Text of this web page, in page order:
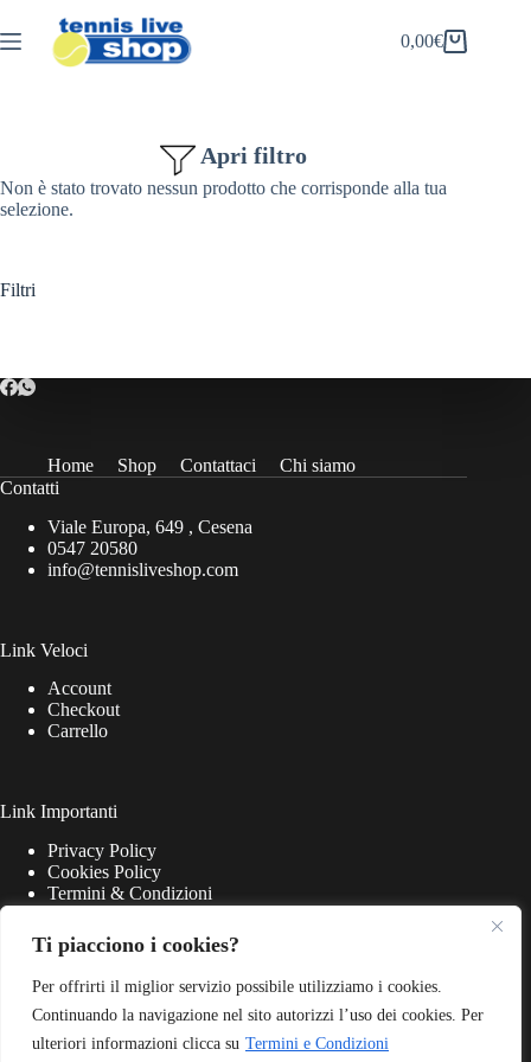
Ti piacciono i cookies?
Per offrirti il miglior servizio possibile utilizziamo i cookies.
Continuando la navigazione nel sito autorizzi l’uso dei cookies. Per
ulteriori informazioni clicca su Termini e Condizioni
al
contenuto
Carrello
0,00€
Apri filtro
Non è stato trovato nessun prodotto che corrisponde alla tua
selezione.
Filtri
Home Shop Contattaci
Chi siamo
Contatti
Viale Europa, 649 , Cesena
0547 20580
info@tennisliveshop.com
Link Veloci
Account
Checkout
Carrello
Link Importanti
Privacy Policy
Cookies Policy
Termini & Condizioni